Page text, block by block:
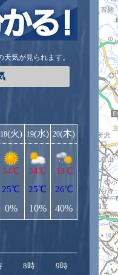
気が見られます。
18(火)
34℃
25℃
0%
19(水)
34℃
25℃
10%
20(木)
33℃
26℃
40%
8時 9時 10時